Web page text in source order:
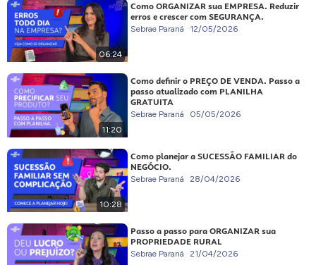
06:24
Como ORGANIZAR sua EMPRESA. Reduzir
erros e crescer com SEGURANÇA.
Sebrae Paraná 12/05/2026
11:20
Como definir o PREÇO DE VENDA. Passo a
passo atualizado com PLANILHA
GRATUITA
Sebrae Paraná 05/05/2026
10:28
Como planejar a SUCESSÃO FAMILIAR do
NEGÓCIO.
Sebrae Paraná 28/04/2026
Passo a passo para ORGANIZAR sua
PROPRIEDADE RURAL
Sebrae Paraná 21/04/2026